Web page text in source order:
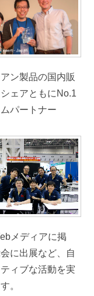
ン製品の国内販
ェアともにNo.1
パートナー
メディアに掲
に出展など、自
ィブな活動を実
。